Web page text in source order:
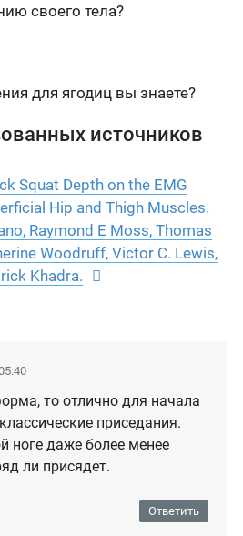
своего тела?
для ягодиц вы знаете?
источников
Squat Depth on the EMG
Hip and Thigh Muscles.
Raymond E Moss, Thomas
Woodruff, Victor C. Lewis,
Khadra.
то отлично для начала
приседания.
ноге даже более менее
ли присядет.
Ответить